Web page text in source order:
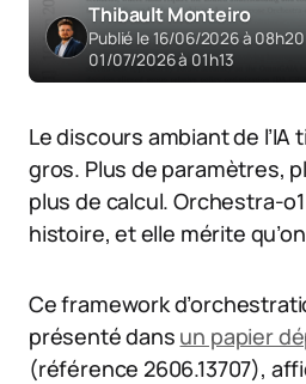
Thibault Monteiro
Publié le 16/06/2026 à 08h20
01/07/2026 à 01h13
Le discours ambiant de
gros. Plus de paramètres,
plus de calcul. Orchestra-
histoire, et elle mérite
Ce framework
présenté dans un papier
(référence 2606.13707),